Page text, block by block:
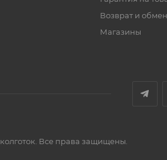
Возврат и обмен
Магазины
Все права защищены.